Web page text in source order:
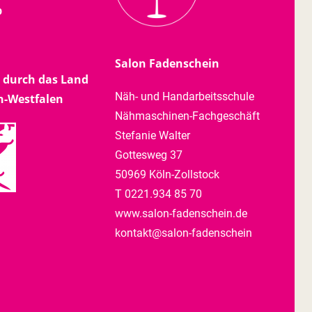
das Land
Westfalen
Salon Fadenschein
Näh- und Handarbeitsschule
Nähmaschinen-Fachgeschäft
Stefanie Walter
Gottesweg 37
50969 Köln-Zollstock
T 0221.934 85 70
www.salon-fadenschein.de
kontakt@salon-fadenschein